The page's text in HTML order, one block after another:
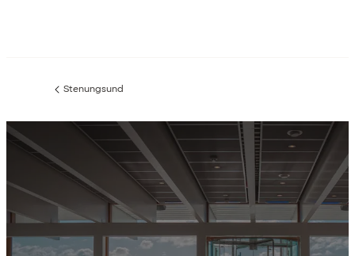
Forrige
:
Stenungsund